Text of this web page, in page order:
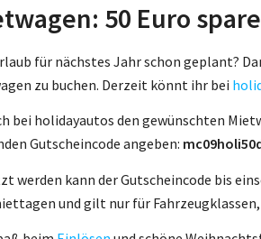
50 Euro
für nächstes Jahr schon geplant?
zu buchen. Derzeit könnt ihr bei
bei holidayautos den gewünschten
Gutscheincode angeben:
werden kann der Gutscheincode bis
und gilt nur für